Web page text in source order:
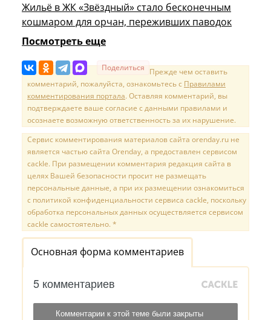
Жильё в ЖК «Звёздный» стало бесконечным
кошмаром для орчан, переживших паводок
Посмотреть еще
Поделиться Прежде чем оставить
комментарий, пожалуйста, ознакомьтесь с Правилами
комментирования портала. Оставляя комментарий, вы
подтверждаете ваше согласие с данными правилами и
осознаете возможную ответственность за их нарушение.
Сервис комментирования материалов сайта orenday.ru не
является частью сайта Orenday, а предоставлен сервисом
cackle. При размещении комментария редакция сайта в
целях Вашей безопасности просит не размещать
персональные данные, а при их размещении ознакомиться
с политикой конфиденциальности сервиса cackle, поскольку
обработка персональных данных осуществляется сервисом
cackle самостоятельно. *
Основная форма комментариев
5 комментариев
Комментарии к этой теме были закрыты